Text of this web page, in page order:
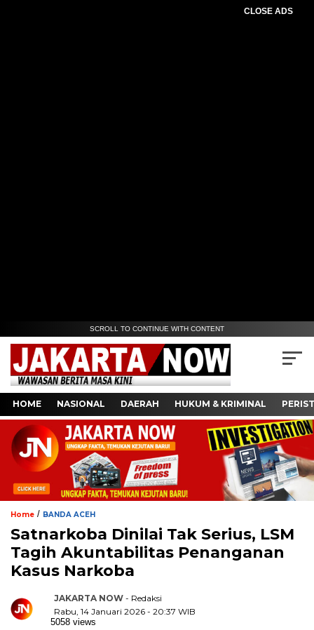
CLOSE ADS
SCROLL TO CONTINUE WITH CONTENT
HOME NASIONAL DAERAH HUKUM & KRIMINAL
Home / BANDA ACEH
Satnarkoba Dinilai Tak Serius, LSM
Tagih Akuntabilitas Penanganan
Kasus Narkoba
JAKARTA NOW - Redaksi
Rabu, 14 Januari 2026 - 20:37 WIB
5058 views